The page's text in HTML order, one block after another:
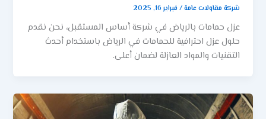
شركة مقاولات عامة/ فبراير 16, 2025
عزل حمامات بالرياض في شركة أساس المستقبل، نحن نقدم
حلول عزل احترافية للحمامات في الرياض باستخدام أحدث
التقنيات والمواد العازلة لضمان أعلى.